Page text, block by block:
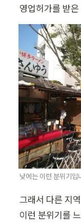
영업허가를 받
낮에는 이런 분위기입
그래서 다른 지
이런 분위기를